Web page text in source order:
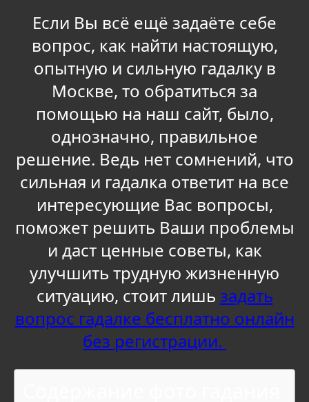
Если Вы всё ещё задаëте себе
вопрос, как найти настоящую,
опытную и сильную гадалку в
Москве, то обратиться за
помощью на наш сайт, было,
однозначно, правильное
решение. Ведь нет сомнений, что
сильная и гадалка ответит на все
интересующие Вас вопросы,
поможет решить Ваши проблемы
и даст ценные советы, как
улучшить трудную жизненную
ситуацию, стоит лишь задать
вопрос гадалке бесплатно онлайн
без регистрации.